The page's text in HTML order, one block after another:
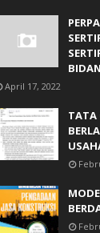
April 17, 2022
TATA